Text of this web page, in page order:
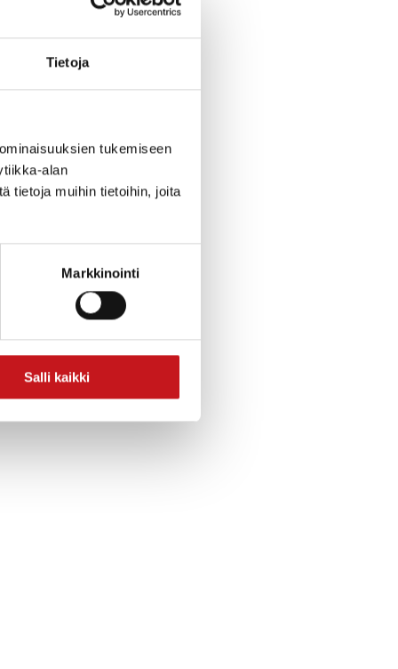
Tietoja
tukemiseen
alan
tietoja muihin tietoihin, joita
Markkinointi
Salli kaikki